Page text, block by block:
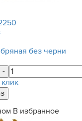
без черни
-
клик
В избранное